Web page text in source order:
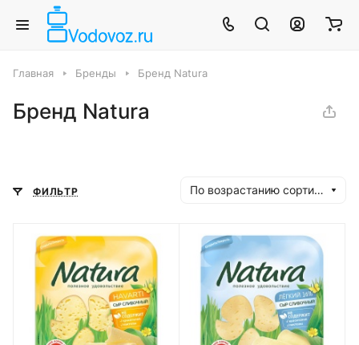
Главная Бренды Бренд Natura
Бренд Natura
ФИЛЬТР По возрастанию сортировки